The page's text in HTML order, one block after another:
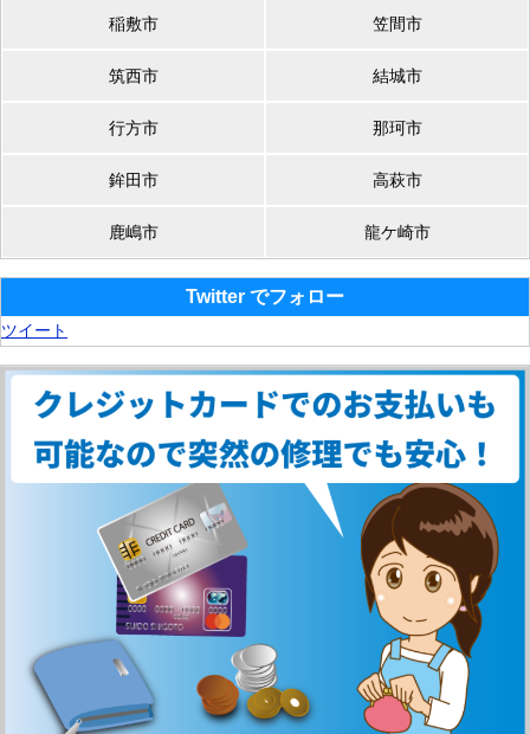
稲敷市 笠間市
筑西市 結城市
行方市 那珂市
鉾田市 高萩市
鹿嶋市 龍ケ崎市
Twitter でフォロー
ツイート